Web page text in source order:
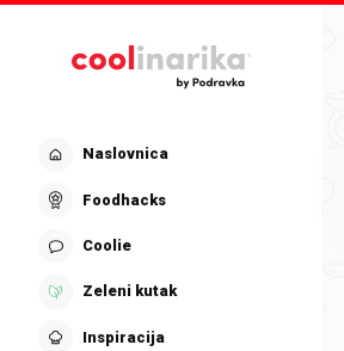
Naslovnica
Foodhacks
Coolie
Zeleni kutak
Inspiracija